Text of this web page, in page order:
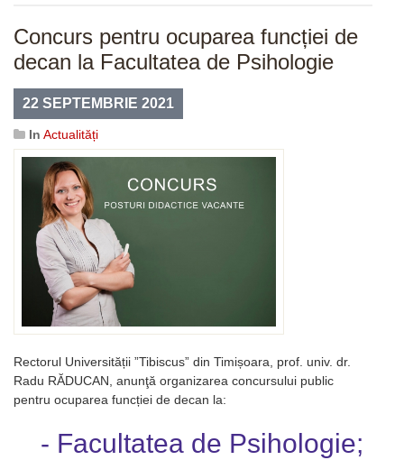
Concurs pentru ocuparea funcției de
decan la Facultatea de Psihologie
22 SEPTEMBRIE 2021
In Actualități
Rectorul Universității ”Tibiscus” din Timișoara, prof. univ. dr.
Radu RĂDUCAN, anunţă organizarea concursului public
pentru ocuparea funcției de decan la:
- Facultatea de Psihologie;